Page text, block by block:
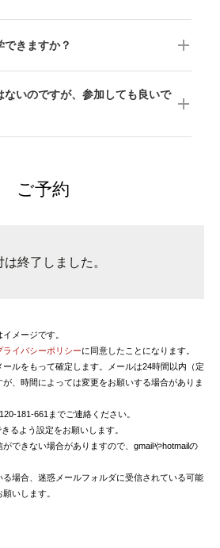
できますか？
ないのですが、参加しても良いで
ご予約
は終了しました。
メージです。
ライバシーポリシーに同意したことになります。
ルをもって確定します。メールは24時間以内（定
、時間によっては変更をお願いする場合がありま
181-661までご連絡ください。
るよう設定をお願いします。
できない場合がありますので、gmailやhotmailの
場合、迷惑メールフォルダに受信されている可能
いします。